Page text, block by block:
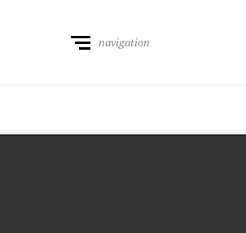
navigation